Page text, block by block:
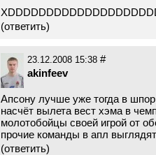
(ответить)
23.12.2008 15:38 #
akinfeev
Апсону лучше уже тогда в
насчёт вылета вест хэма в
молотобойцы своей игрой от
прочие команды в апл
(ответить)